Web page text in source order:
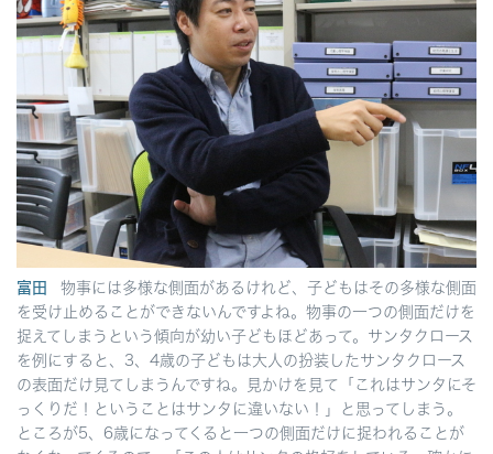
富田
物事には多様な側面があるけれど、子どもはその多様な側面
を受け止めることができないんですよね。物事の一つの側面だけを
捉えてしまうという傾向が幼い子どもほどあって。サンタクロース
を例にすると、3、4歳の子どもは大人の扮装したサンタクロース
の表面だけ見てしまうんですね。見かけを見て「これはサンタにそ
っくりだ！ということはサンタに違いない！」と思ってしまう。
ところが5、6歳になってくると一つの側面だけに捉われることが